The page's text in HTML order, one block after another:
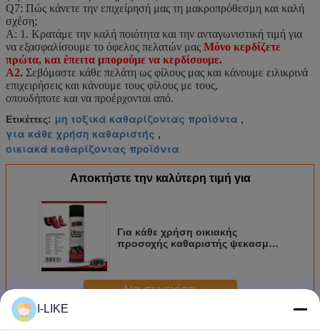
Q7: Πώς κάνετε την επιχείρησή μας τη μακροπρόθεσμη και καλή
σχέση;
Α: 1. Κρατάμε την καλή ποιότητα και την ανταγωνιστική τιμή για
να εξασφαλίσουμε το όφελος πελατών μας Μόνο κερδίζετε
πρώτα, και έπειτα μπορούμε να κερδίσουμε.
A2. Σεβόμαστε κάθε πελάτη ως φίλους μας και κάνουμε ειλικρινά
επιχειρήσεις και κάνουμε τους φίλους με τους,
οπουδήποτε και να προέρχονται από.
Ετικέττες: μη τοξικά καθαρίζοντας προϊόντα ,
για κάθε χρήση καθαριστής ,
οικιακά καθαρίζοντας προϊόντα
Αποκτήστε την καλύτερη τιμή για
Για κάθε χρήση οικιακής
προσοχής καθαριστής ψεκασμού
Να συνεχίσει
ΠερισσότεροιΠροϊόντα οικιακής προσοχής
I-LIKE